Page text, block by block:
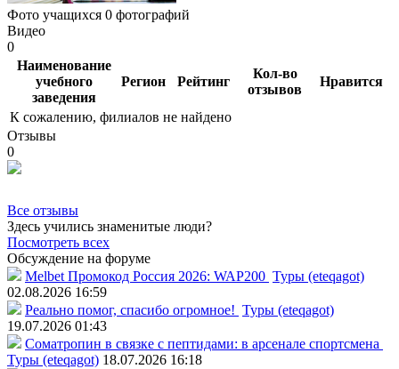
Фото учащихся 0 фотографий
Видео
0
Наименование
учебного
заведения
Регион Рейтинг
Кол-во
отзывов
Нравится
К сожалению, филиалов не найдено
Отзывы
0
Все отзывы
Здесь учились знаменитые люди?
Посмотреть всех
Обсуждение на форуме
Melbet Промокод Россия 2026: WAP200 Туры (eteqagot)
02.08.2026 16:59
Реально помог, спасибо огромное! Туры (eteqagot)
19.07.2026 01:43
Соматропин в связке с пептидами: в арсенале спортсмена
Туры (eteqagot) 18.07.2026 16:18